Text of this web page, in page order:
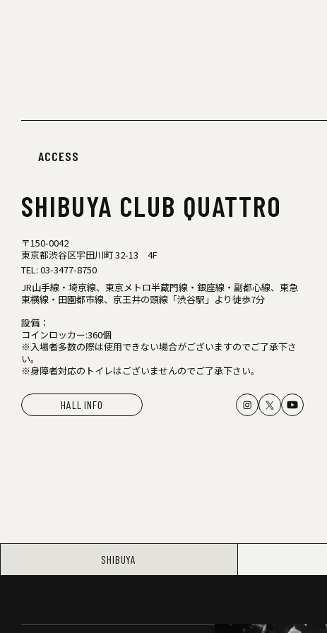
ACCESS
SHIBUYA CLUB QUATTRO
〒150-0042
東京都渋谷区宇田川町 32-13 4F
TEL: 03-3477-8750
JR山手線・埼京線、東京メトロ半蔵門線・銀座線・副都心線、東急
東横線・田園都市線、京王井の頭線「渋谷駅」より徒歩7分
設備：
コインロッカー:360個
※入場者多数の際は使用できない場合がございますのでご了承下さ
い。
※身障者対応のトイレはございませんのでご了承下さい。
HALL INFO
SHIBUYA